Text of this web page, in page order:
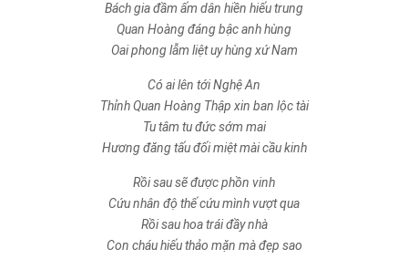
Bách gia đầm ấm dân hiền hiếu trung
Quan Hoàng đáng bậc anh hùng
Oai phong lẫm liệt uy hùng xứ Nam
Có ai lên tới Nghệ An
Thỉnh Quan Hoàng Thập xin ban lộc tài
Tu tâm tu đức sớm mai
Hương đăng tấu đối miệt mài cầu kinh
Rồi sau sẽ được phồn vinh
Cứu nhân độ thế cứu mình vượt qua
Rồi sau hoa trái đầy nhà
Con cháu hiếu thảo mặn mà đẹp sao